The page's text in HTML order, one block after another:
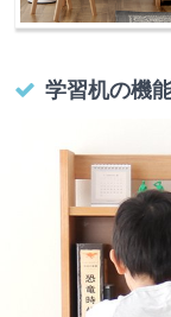
学習机の機